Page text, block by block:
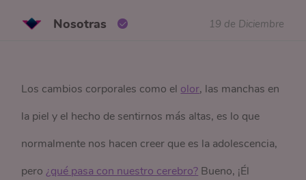
Nosotras 19 de Diciembre
Los cambios corporales como el olor, las manchas en
la piel y el hecho de sentirnos más altas, es lo que
normalmente nos hacen creer que es la adolescencia,
pero¿qué pasa con nuestro cerebro? Bueno, ¡Él